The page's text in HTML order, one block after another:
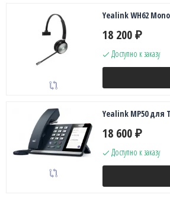
Yealink WH62 Mono
18 200 ₽
Доступно к заказу
Yealink MP50 для
18 600 ₽
Доступно к заказу